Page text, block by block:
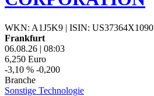
WKN: A1J5K9 | ISIN: US37364X1090
Frankfurt
06.08.26 | 08:03
6,250 Euro
-3,10 % -0,200
Branche
Sonstige Technologie